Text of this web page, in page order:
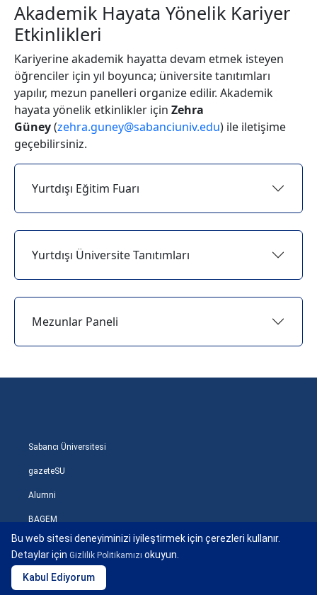
Akademik Hayata Yönelik Kariyer
Etkinlikleri
Kariyerine akademik hayatta devam etmek isteyen
öğrenciler için yıl boyunca; üniversite tanıtımları
yapılır, mezun panelleri organize edilir. Akademik
hayata yönelik etkinlikler için Zehra
Güney(zehra.guney@sabanciuniv.edu) ile iletişime
geçebilirsiniz.
Yurtdışı Eğitim Fuarı
Yurtdışı Üniversite Tanıtımları
Mezunlar Paneli
Sabancı Üniversitesi
gazeteSU
Alumni
BAGEM
Bu web sitesi deneyiminizi iyileştirmek için çerezleri kullanır.
Detaylar için Gizlilik Politikamızı okuyun.
Kabul Ediyorum